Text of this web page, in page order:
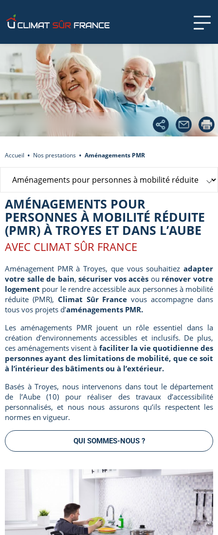
Accueil Nos prestations Aménagements PMR
AMÉNAGEMENTS POUR
PERSONNES À MOBILITÉ RÉDUITE
(PMR) À TROYES ET DANS L’AUBE
AVEC CLIMAT SÛR FRANCE
Aménagement PMR à Troyes, que vous souhaitiez adapter
votre salle de bain,sécuriser vos accès ou rénover votre
logement pour le rendre accessible aux personnes à mobilité
réduite (PMR), Climat Sûr France vous accompagne dans
tous vos projets d’aménagements PMR.
Les aménagements PMR jouent un rôle essentiel dans la
création d’environnements accessibles et inclusifs. De plus,
ces aménagements visent à faciliter la vie quotidienne des
personnes ayant des limitations de mobilité, que ce soit
à l’intérieur des bâtiments ou à l’extérieur.
Basés à Troyes, nous intervenons dans tout le département
de l’Aube (10) pour réaliser des travaux d’accessibilité
personnalisés, et nous nous assurons qu’ils respectent les
normes en vigueur.
QUI SOMMES-NOUS ?